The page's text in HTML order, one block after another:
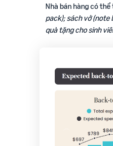
Nhà bán hàng có
pack); sách vở (note
quà tặng cho sinh